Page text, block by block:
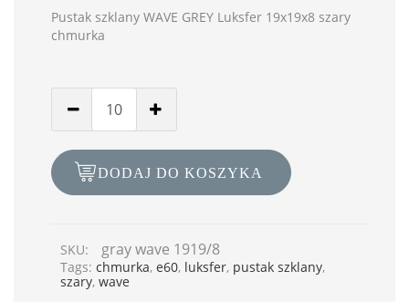
Pustak szklany WAVE GREY Luksfer 19x19x8 szary
chmurka
DODAJ DO KOSZYKA
SKU: gray wave 1919/8
Tags: chmurka, e60, luksfer, pustak szklany,
szary, wave